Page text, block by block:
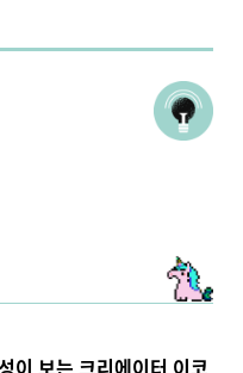
이 보는 크리에이터 이코